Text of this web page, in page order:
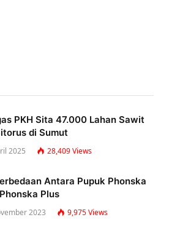
PKH Sita 47.000 Lahan Sawit
di Sumut
2025 28,409Views
Antara Pupuk Phonska
Plus
2023 9,975Views